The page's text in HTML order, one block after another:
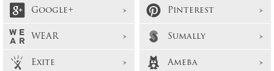
Google+
Pinterest
WEAR
Sumally
Exite
Ameba